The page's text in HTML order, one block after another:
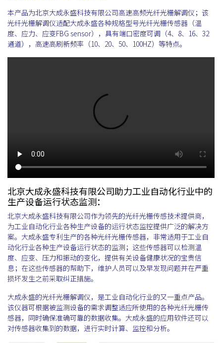
本产品为北京大成永盛科技有限公司高速高频光纤光栅解调仪；该
光纤光栅解调仪适配大成永盛各种规格型号光纤光栅传感器（温
度、应力、应变FBG sensor），具有端口密度可调（4、8、16、32
通道），高速高刷新频率（10、20、50、100HZ）等特点。
北京大成永盛科技有限公司助力工业自动化行业中的
生产设备运行状态监测：
北京大成永盛科技有限公司作为领先的光纤光栅传感技术提供商，
为工业自动化行业各种生产设备的运行状态监控提供广泛的解决方
案。大成永盛专利生产的各种光纤光栅传感器，非常适用于工业自
动化行业各种生产设备运行状态的监测；这些传感器可以检测温
度、应变、压力和振动的变化，提供有关设备健康状况的宝贵信
息；在这些传感器的帮助下，维护人员可以及早发现问题并在严重
损坏发生之前采取纠正措施。
大成永盛的光纤光栅解调仪，是工业自动化行业的又一重点产品。
该仪器可根据被监测设备的需求调整适应所使用的各种光纤光栅传
感器，同时确保准确可靠的数据收集。大成永盛的应用软件还可以
对传感器收集到的数据，进行实时计算、监控和分析。